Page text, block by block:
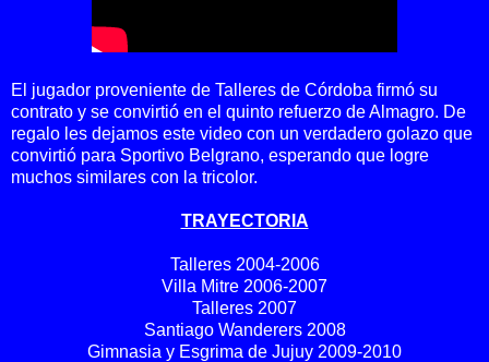
El jugador proveniente de Talleres de Córdoba firmó su
contrato y se convirtió en el quinto refuerzo de Almagro. De
regalo les dejamos este video con un verdadero golazo que
convirtió para Sportivo Belgrano, esperando que logre
muchos similares con la tricolor.
TRAYECTORIA
Talleres2004-2006
Villa Mitre 2006-2007
Talleres 2007
Santiago Wanderers2008
Gimnasia y Esgrima de Jujuy 2009-2010